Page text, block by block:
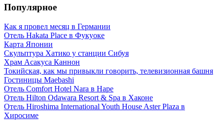
Популярное
Как я провел месяц в Германии
Отель Hakata Place в Фукуоке
Карта Японии
Скульптура Хатико у станции Сибуя
Храм Асакуса Каннон
Токийская, как мы привыкли говорить, телевизионная башня
Гостиницы Maebashi
Отель Comfort Hotel Nara в Наре
Отель Hilton Odawara Resort & Spa в Хаконе
Отель Hiroshima International Youth House Aster Plaza в
Хиросиме